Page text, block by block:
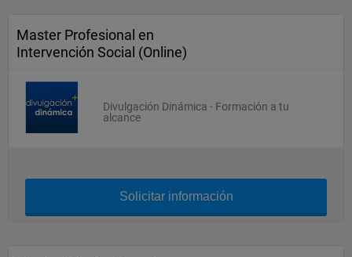
Master Profesional en
Intervención Social (Online)
Divulgación Dinámica - Formación a tu
alcance
Solicitar información